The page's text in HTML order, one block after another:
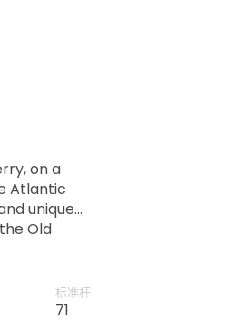
on a
Atlantic
unique
Old
is
标准杆
71